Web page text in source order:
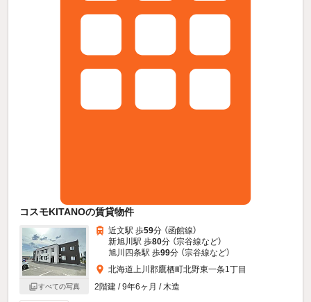
コスモKITANOの賃貸物件
すべての写真
近文駅 歩59分 （函館線）
新旭川駅 歩80分 （宗谷線など）
旭川四条駅 歩99分 （宗谷線など）
北海道上川郡鷹栖町北野東一条1丁目
2階建 / 9年6ヶ月 / 木造